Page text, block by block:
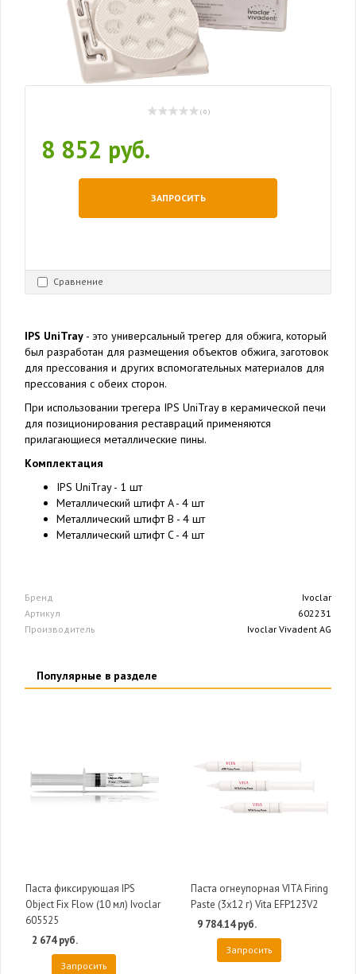
( 0 )
8 852 руб.
ЗАПРОСИТЬ
Сравнение
IPS UniTray - это универсальный трегер для обжига, который
был разработан для размещения объектов обжига, заготовок
для прессования и других вспомогательных материалов для
прессования с обеих сторон.
При использовании трегера IPS UniTray в керамической печи
для позиционирования реставраций применяются
прилагающиеся металлические пины.
Комплектация
IPS UniTray - 1 шт
Металлический штифт A - 4 шт
Металлический штифт B - 4 шт
Металлический штифт C - 4 шт
Бренд
Ivoclar
Артикул
602231
Производитель
Ivoclar Vivadent AG
Популярные в разделе
Паста фиксирующая IPS
Object Fix Flow (10 мл) Ivoclar
605525
2 674 руб.
Запросить
Паста огнеупорная VITA Firing
Paste (3х12 г) Vita EFP123V2
9 784.14 руб.
Запросить